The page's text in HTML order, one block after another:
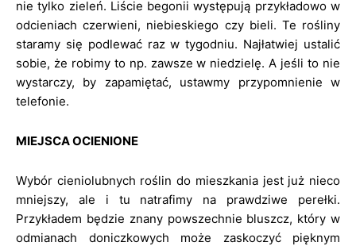
nie tylko zieleń. Liście begonii występują przykładowo w
odcieniach czerwieni, niebieskiego czy bieli. Te rośliny
staramy się podlewać raz w tygodniu. Najłatwiej ustalić
sobie, że robimy to np. zawsze w niedzielę. A jeśli to nie
wystarczy, by zapamiętać, ustawmy przypomnienie w
telefonie.
MIEJSCA OCIENIONE
Wybór cieniolubnych roślin do mieszkania jest już nieco
mniejszy, ale i tu natrafimy na prawdziwe perełki.
Przykładem będzie znany powszechnie bluszcz, który w
odmianach doniczkowych może zaskoczyć pięknym